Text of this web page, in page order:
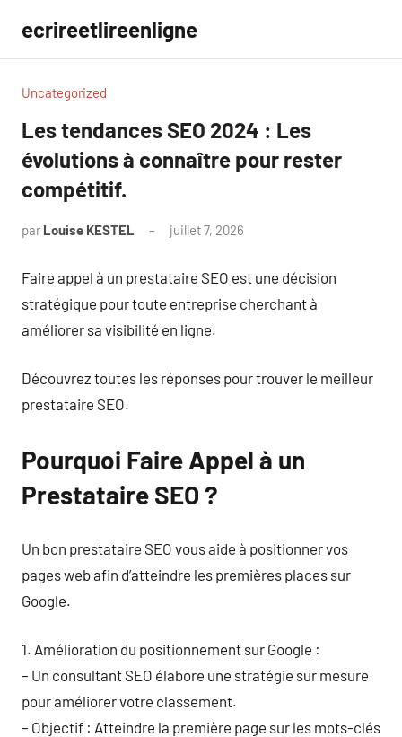
contenu
ecrireetlireenligne
Uncategorized
Les tendances SEO 2024 : Les
évolutions à connaître pour rester
compétitif.
par Louise KESTEL juillet 7, 2026
Faire appel à un prestataire SEO est une décision
stratégique pour toute entreprise cherchant à
améliorer sa visibilité en ligne.
Découvrez toutes les réponses pour trouver le meilleur
prestataire SEO.
Pourquoi Faire Appel à un
Prestataire SEO ?
Un bon prestataire SEO vous aide à positionner vos
pages web afin d’atteindre les premières places sur
Google.
1. Amélioration du positionnement sur Google :
– Un consultant SEO élabore une stratégie sur mesure
pour améliorer votre classement.
– Objectif : Atteindre la première page sur les mots-clés